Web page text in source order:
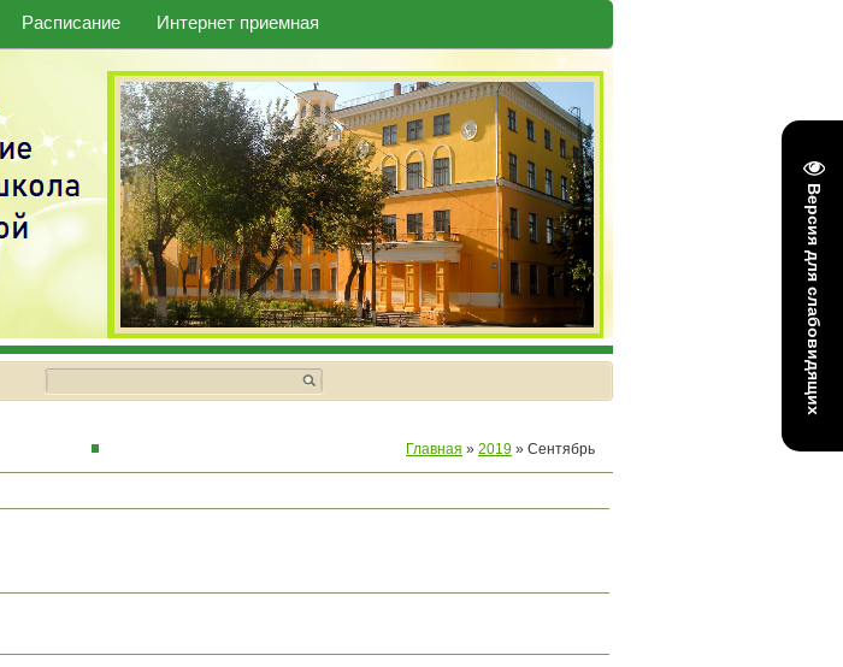
Версия для слабовидящих
Расписание Интернет приемная
Главная » 2019 » Сентябрь